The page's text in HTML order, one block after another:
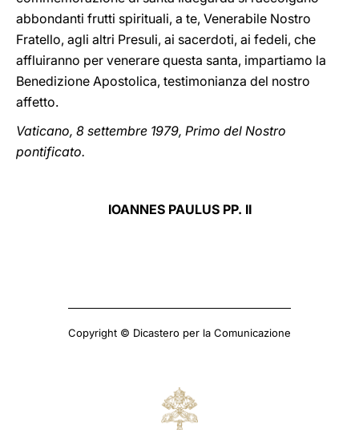
abbondanti frutti spirituali, a te, Venerabile Nostro
Fratello, agli altri Presuli, ai sacerdoti, ai fedeli, che
affluiranno per venerare questa santa, impartiamo la
Benedizione Apostolica, testimonianza del nostro
affetto.
Vaticano, 8 settembre 1979, Primo del Nostro
pontificato.
IOANNES PAULUS PP. II
Copyright © Dicastero per la Comunicazione